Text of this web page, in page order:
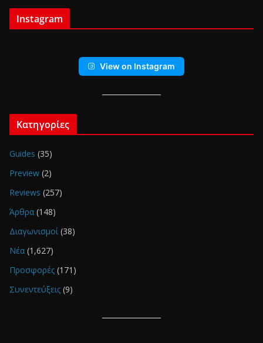
Instagram
View on Instagram
Κατηγορίες
Guides (35)
Preview (2)
Reviews (257)
Άρθρα (148)
Διαγωνισμοί (38)
Νέα (1,627)
Προσφορές (171)
Συνεντεύξεις (9)